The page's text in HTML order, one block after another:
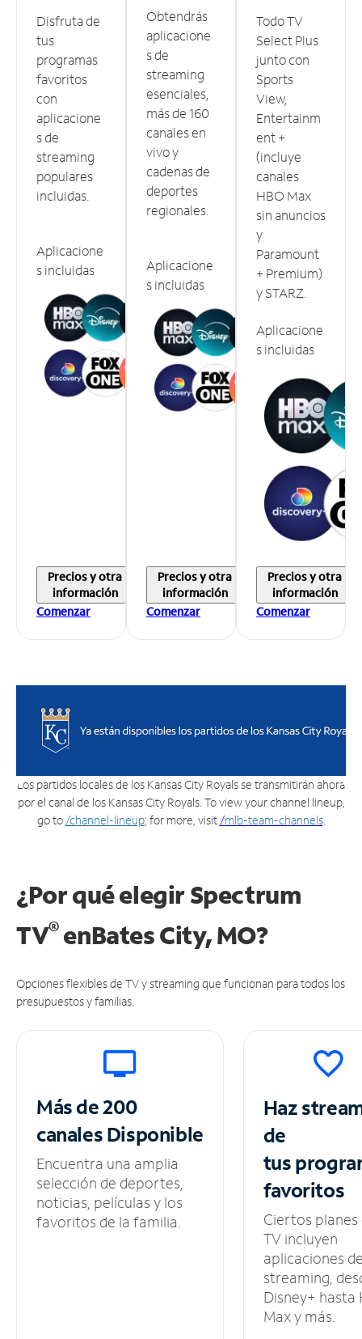
Disfruta de
tus
programas
favoritos
con
aplicacione
s de
streaming
populares
incluidas.
Aplicacione
s incluidas
Precios y otra
información
Comenzar
Obtendrás
aplicacione
s de
streaming
esenciales,
más de 160
canales en
vivo y
cadenas de
deportes
regionales.
Aplicacione
s incluidas
Precios y otra
información
Comenzar
Todo TV
Select Plus
junto con
Sports
View,
Entertainm
ent +
(incluye
canales
HBO Max
sin anuncios
y
Paramount
+ Premium)
y STARZ.
Aplicacione
s incluidas
Precios y otra
información
Comenzar
Los partidos locales de los Kansas City Royals se transmitirán ahora
por el canal de los Kansas City Royals. To view your channel lineup,
go to /channel-lineup; for more, visit /mlb-team-channels.
¿Por qué elegir Spectrum
TV®enBates City, MO?
Opciones flexibles de TV y streaming que funcionan para todos los
presupuestos y familias.
Más de 200
canalesDisponible
Encuentra una amplia
selección de deportes,
noticias, películas y los
favoritos de la familia.
Haz
de
tus
favoritos
Ciertos planes
TV incluyen
aplicaciones
streaming,
Disney+ hasta
Max y más.